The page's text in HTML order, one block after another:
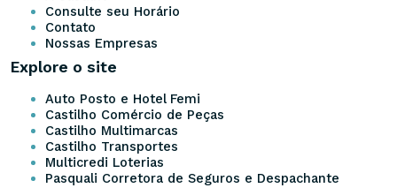
Consulte seu Horário
Contato
Nossas Empresas
Explore o site
Auto Posto e Hotel Femi
Castilho Comércio de Peças
Castilho Multimarcas
Castilho Transportes
Multicredi Loterias
Pasquali Corretora de Seguros e Despachante